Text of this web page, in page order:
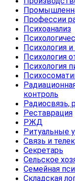
Профессии
Психоанализ
Психология
Психология
Психология
контроль
Радиосвязь,
Реставрация
РЖД
Ритуальные
Связь и
Секретарь
Сельское
Семейная
Складская